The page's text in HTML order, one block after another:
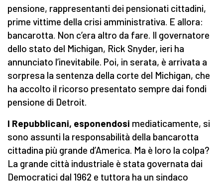
pensione, rappresentanti dei pensionati cittadini,
prime vittime della crisi amministrativa. E allora:
bancarotta. Non c’era altro da fare. Il governatore
dello stato del Michigan, Rick Snyder, ieri ha
annunciato l’inevitabile. Poi, in serata, è arrivata a
sorpresa la sentenza della corte del Michigan, che
ha accolto il ricorso presentato sempre dai fondi
pensione di Detroit.
I Repubblicani, esponendosi mediaticamente, si
sono assunti la responsabilità della bancarotta
cittadina più grande d’America. Ma è loro la colpa?
La grande città industriale è stata governata dai
Democratici dal 1962 e tuttora ha un sindaco